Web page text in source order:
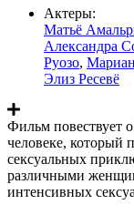
Актеры:
Матьё
Александра
Руозо,
Элиз Ресевё
Фильм повествует
человеке, который
сексуальных
различными
интенсивных